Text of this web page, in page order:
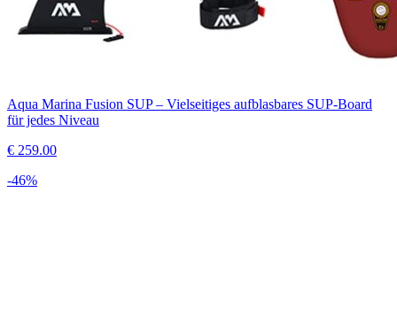
Aqua Marina Fusion SUP – Vielseitiges aufblasbares SUP-Board
für jedes Niveau
€ 259.00
-46%